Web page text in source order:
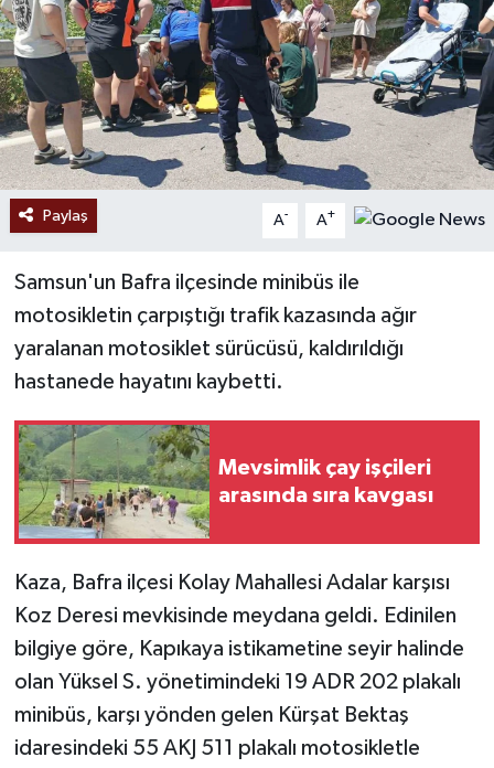
Paylaş A- A+
Samsun'un Bafra ilçesinde minibüs ile
motosikletin çarpıştığı trafik kazasında ağır
yaralanan motosiklet sürücüsü, kaldırıldığı
hastanede hayatını kaybetti.
Mevsimlik çay işçileri
arasında sıra kavgası
Kaza, Bafra ilçesi Kolay Mahallesi Adalar karşısı
Koz Deresi mevkisinde meydana geldi. Edinilen
bilgiye göre, Kapıkaya istikametine seyir halinde
olan Yüksel S. yönetimindeki 19 ADR 202 plakalı
minibüs, karşı yönden gelen Kürşat Bektaş
idaresindeki 55 AKJ 511 plakalı motosikletle